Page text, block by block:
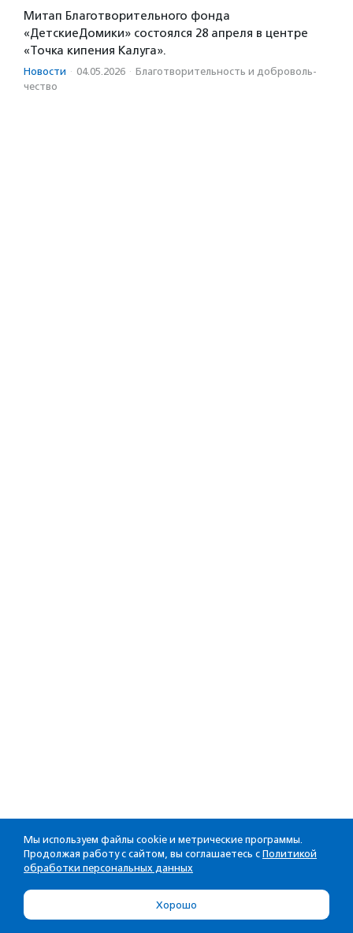
Митап Благотворительного фонда
«ДетскиеДомики» состоялся 28 апреля в центре
«Точка кипения Калуга».
Новости · 04.05.2026 · Благотвори­тель­ность и доброволь­
чест­во
Мы используем файлы cookie и метрические программы.
Продолжая работу с сайтом, вы соглашаетесь с Политикой
обработки персональных данных
Хорошо